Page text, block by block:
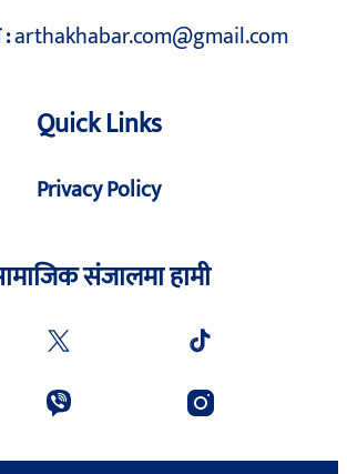
:arthakhabar.com@gmail.com
Quick Links
Privacy Policy
संजालमा हामी